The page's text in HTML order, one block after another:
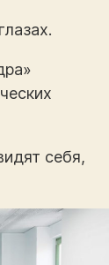
себя,